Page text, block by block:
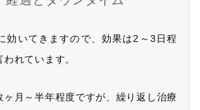
効いてきますので、効果は2～3日程
れています。
ヶ月～半年程度ですが、繰り返し治療